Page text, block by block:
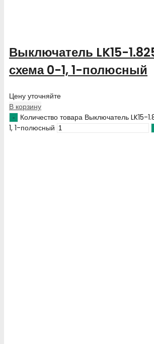
Выключатель LK15-
схема 0-1, 1-полюсный
Цену уточняйте
В корзину
Количество товара Выключатель
1, 1-полюсный